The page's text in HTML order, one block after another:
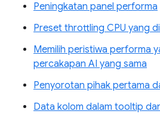
Peningkatan panel performa
Preset throttling CPU yang
Memilih peristiwa performa
percakapan AI yang sama
Penyorotan pihak pertama
Data kolom dalam tooltip